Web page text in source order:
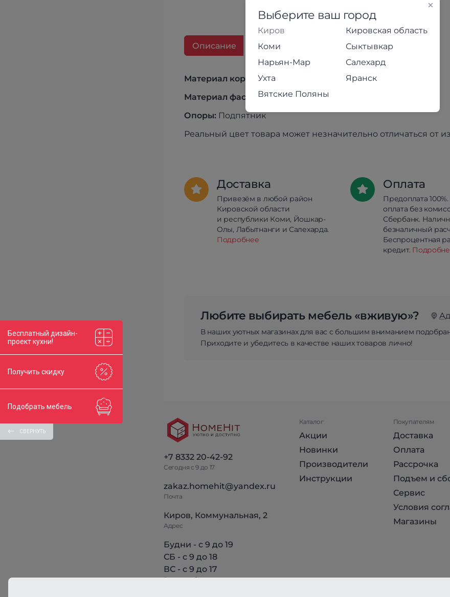
Описание Отзывы Варианты и цены
Материал корпуса:ЛДСП, цвет Дуб крафт золотой
Материал фасада:ЛДСП, цвет серый Графит
Опоры: Подпятник
Реальный цвет товара может незначительно отличаться от
Доставка
Привезём в любой район
Кировской области
и республики Коми, Йошкар-
Олы, Лабытнанги и Салехарда.
Подробнее
Оплата
Предоплата
оплата без
Сбербанк.
безналичный
Беспроцентная
кредит.
Любите выбирать мебель «вживую»?
В наших уютных магазинах для вас с большим вниманием
Приходите и убедитесь в качестве наших товаров лично!
Выберите ваш город
Киров
Кировская область
Коми
Сыктывкар
Нарьян-Мар
Салехард
Ухта
Яранск
Вятские Поляны
+7 8332 20-42-92
Сегодня с 9 до 17
zakaz.homehit@yandex.ru
Почта
Киров, Коммунальная, 2
Адрес
Будни - с 9 до 19
СБ - с 9 до 18
ВС - с 9 до 17
Режим работы
Каталог
Акции
Новинки
Производители
Инструкции
Покупателям
Доставка
Оплата
Рассрочка
Подъем и
Сервис
Условия
Магазины
Бесплатный дизайн-
проект кухни!
Получить скидку
Подобрать мебель
СВЕРНУТЬ